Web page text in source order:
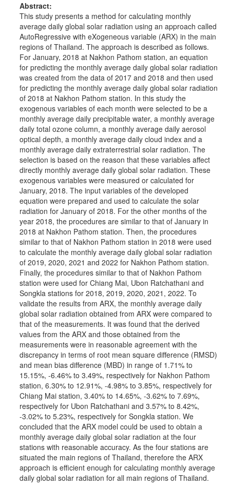
Abstract:
This study presents a method for calculating monthly
average daily global solar radiation using an approach called
AutoRegressive with eXogeneous variable (ARX) in the main
regions of Thailand. The approach is described as follows.
For January, 2018 at Nakhon Pathom station, an equation
for predicting the monthly average daily global solar radiation
was created from the data of 2017 and 2018 and then used
for predicting the monthly average daily global solar radiation
of 2018 at Nakhon Pathom station. In this study the
exogenous variables of each month were selected to be a
monthly average daily precipitable water, a monthly average
daily total ozone column, a monthly average daily aerosol
optical depth, a monthly average daily cloud index and a
monthly average daily extraterrestrial solar radiation. The
selection is based on the reason that these variables affect
directly monthly average daily global solar radiation. These
exogenous variables were measured or calculated for
January, 2018. The input variables of the developed
equation were prepared and used to calculate the solar
radiation for January of 2018. For the other months of the
year 2018, the procedures are similar to that of January in
2018 at Nakhon Pathom station. Then, the procedures
similar to that of Nakhon Pathom station in 2018 were used
to calculate the monthly average daily global solar radiation
of 2019, 2020, 2021 and 2022 for Nakhon Pathom station.
Finally, the procedures similar to that of Nakhon Pathom
station were used for Chiang Mai, Ubon Ratchathani and
Songkla stations for 2018, 2019, 2020, 2021, 2022. To
validate the results from ARX, the monthly average daily
global solar radiation obtained from ARX were compared to
that of the measurements. It was found that the derived
values from the ARX and those obtained from the
measurements were in reasonable agreement with the
discrepancy in terms of root mean square difference (RMSD)
and mean bias difference (MBD) in range of 1.71% to
15.15%, -6.46% to 3.49%, respectively for Nakhon Pathom
station, 6.30% to 12.91%, -4.98% to 3.85%, respectively for
Chiang Mai station, 3.40% to 14.65%, -3.62% to 7.69%,
respectively for Ubon Ratchathani and 3.57% to 8.42%,
-3.02% to 5.23%, respectively for Songkla station. We
concluded that the ARX model could be used to obtain a
monthly average daily global solar radiation at the four
stations with reasonable accuracy. As the four stations are
situated the main regions of Thailand, therefore the ARX
approach is efficient enough for calculating monthly average
daily global solar radiation for all main regions of Thailand.